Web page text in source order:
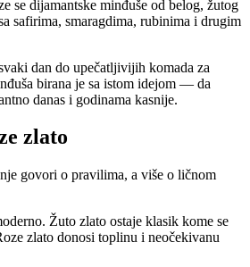
se dijamantske minđuše od belog, žutog
safirima, smaragdima, rubinima i drugim
dan do upečatljivijih komada za
birana je sa istom idejom — da
danas i godinama kasnije.
zlato
govori o pravilima, a više o ličnom
Žuto zlato ostaje klasik kome se
zlato donosi toplinu i neočekivanu